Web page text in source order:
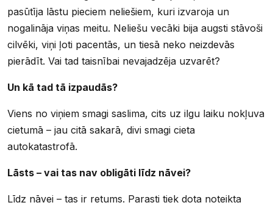
pasūtīja lāstu pieciem neliešiem, kuri izvaroja un
nogalināja viņas meitu. Neliešu vecāki bija augsti stāvoši
cilvēki, viņi ļoti pacentās, un tiesā neko neizdevās
pierādīt. Vai tad taisnībai nevajadzēja uzvarēt?
Un kā tad tā izpaudās?
Viens no viņiem smagi saslima, cits uz ilgu laiku nokļuva
cietumā – jau citā sakarā, divi smagi cieta
autokatastrofā.
Lāsts – vai tas nav obligāti līdz nāvei?
Līdz nāvei – tas ir retums. Parasti tiek dota noteikta